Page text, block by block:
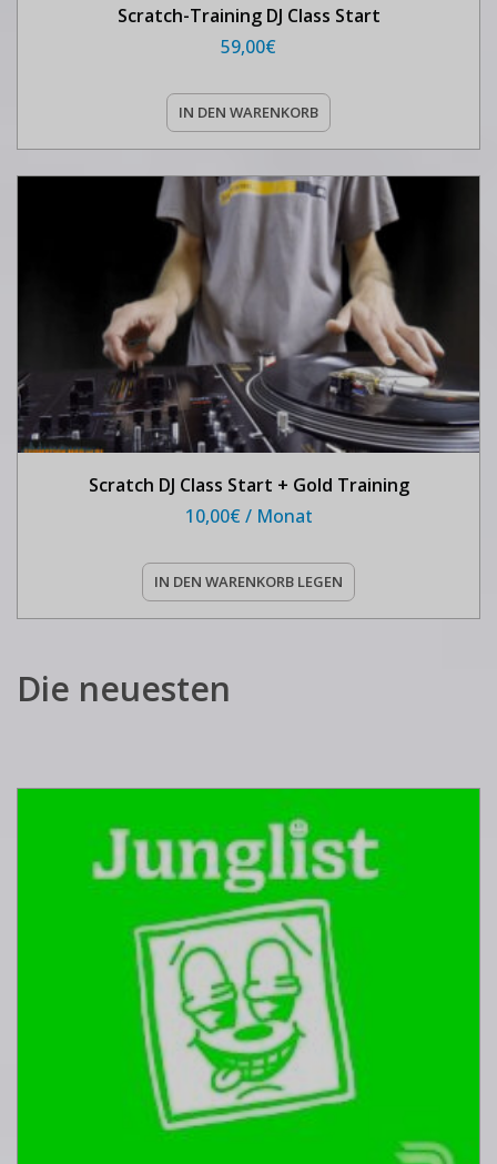
Scratch-Training DJ Class Start
59,00€
IN DEN WARENKORB
Scratch DJ Class Start + Gold Training
10,00€ / Monat
IN DEN WARENKORB LEGEN
Die neuesten